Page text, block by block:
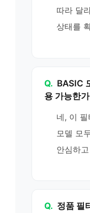
따라 달
상태를
Q. BASIC
용 가능한
네, 이
모델 모
안심하
Q. 정품 필